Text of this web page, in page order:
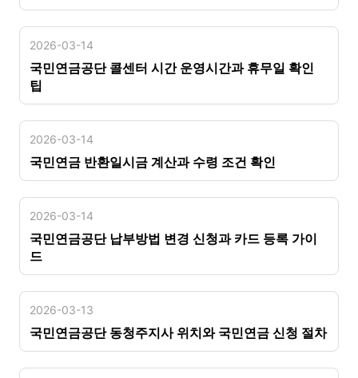
2026-03-14
국민연금공단 콜센터 시간 운영시간과 휴무일 확인
팁
2026-03-14
국민연금 반환일시금 계산과 수령 조건 확인
2026-03-14
국민연금공단 납부방법 변경 신청과 카드 등록 가이
드
2026-03-13
국민연금공단 동청주지사 위치와 국민연금 신청 절차